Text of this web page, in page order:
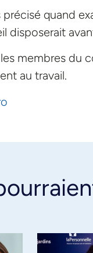
précisé quand
disposerait
membres du
au travail.